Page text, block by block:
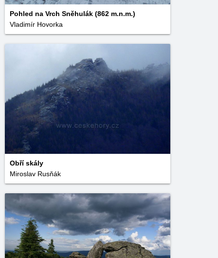
Pohled na Vrch Sněhulák (862 m.n.m.)
Vladimír Hovorka
Obří skály
Miroslav Rusňák